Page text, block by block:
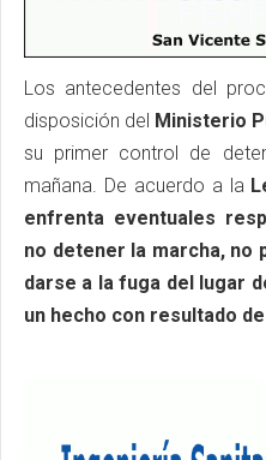
Los antecedentes del
disposición del Ministerio
su primer control de
mañana. De acuerdo a la
enfrenta eventuales
no detener la marcha, no
darse a la fuga del lugar
un hecho con resultado